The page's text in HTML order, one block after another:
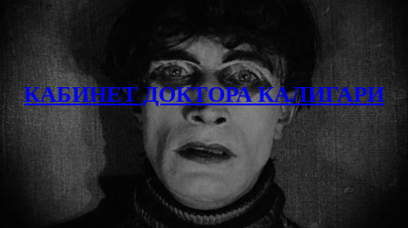
КАБИНЕТ ДОКТОРА КАЛИГАРИ